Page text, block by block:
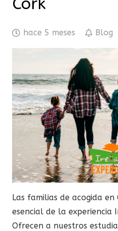
Cork
hace 5 meses Blog
Las familias de acogida
esencial de la experiencia
Ofrecen a nuestros